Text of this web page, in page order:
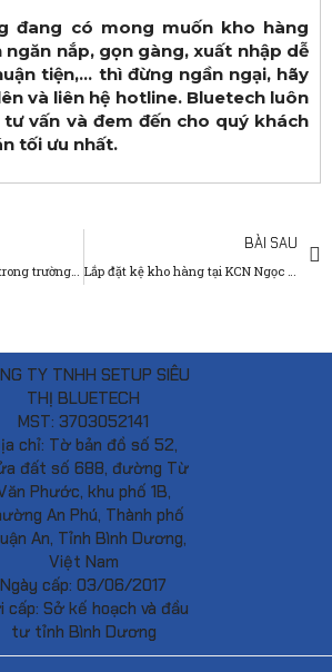
đang có mong muốn kho hàng
nắp, gọn gàng, xuất nhập dễ
tiện,… thì đừng ngần ngại, hãy
và liên hệ hotline. Bluetech luôn
vấn và đem đến cho quý khách
tối ưu nhất.
BÀI SAU
TY TNHH SETUP SIÊU
THỊ BLUETECH
MST: 3703052141
chỉ: Tờ bản đồ số 52,
đất số 688, đường Từ
Phước, khu phố 1B,
An Phú, Thành phố
An, Tỉnh Bình Dương,
Việt Nam
Ngày cấp: 03/06/2017
cấp: Sở kế hoạch và đầu
tư tỉnh Bình Dương